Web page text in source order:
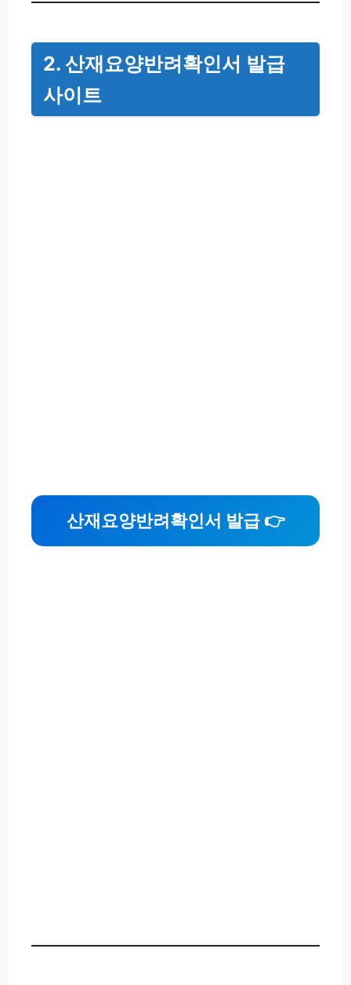
2. 산재요양반려확인서 발급
사이트
산재요양반려확인서 발급 👉